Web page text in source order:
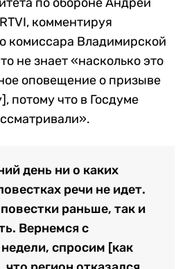
комментируя
комиссара Владимирской
не знает «насколько это
оповещение о призыве
потому что в Госдуме
день ни о каких
речи не идет.
раньше, так и
Вернемся с
спросим [как